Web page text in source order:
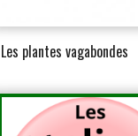
Les plantes vagabondes